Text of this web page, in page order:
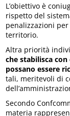
L’obiettivo è
rispetto del
penalizzazioni
territorio.
Altra priorità
che stabilisca
possano essere
tali, meritevoli di
Secondo
materia